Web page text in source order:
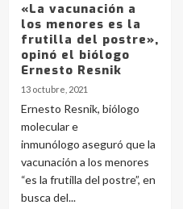
«La vacunación a
los menores es la
frutilla del postre»,
opinó el biólogo
Ernesto Resnik
13 octubre, 2021
Ernesto Resnik, biólogo
molecular e
inmunólogo aseguró que la
vacunación a los menores
“es la frutilla del postre”, en
busca del...